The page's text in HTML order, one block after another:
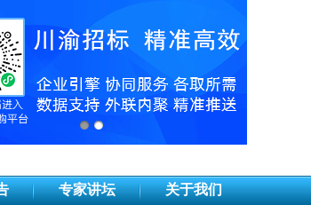
专家讲坛 关于我们